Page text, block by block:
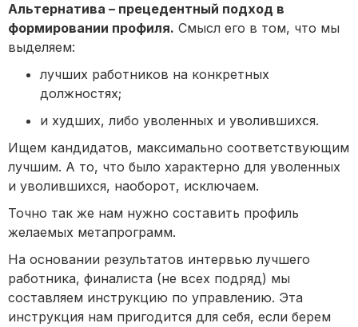
Альтернатива – прецедентный подход в
формировании профиля. Смысл его в том, что мы
выделяем:
лучших работников на конкретных
должностях;
и худших, либо уволенных и уволившихся.
Ищем кандидатов, максимально соответствующим
лучшим. А то, что было характерно для уволенных
и уволившихся, наоборот, исключаем.
Точно так же нам нужно составить профиль
желаемых метапрограмм.
На основании результатов интервью лучшего
работника, финалиста (не всех подряд) мы
составляем инструкцию по управлению. Эта
инструкция нам пригодится для себя, если берем